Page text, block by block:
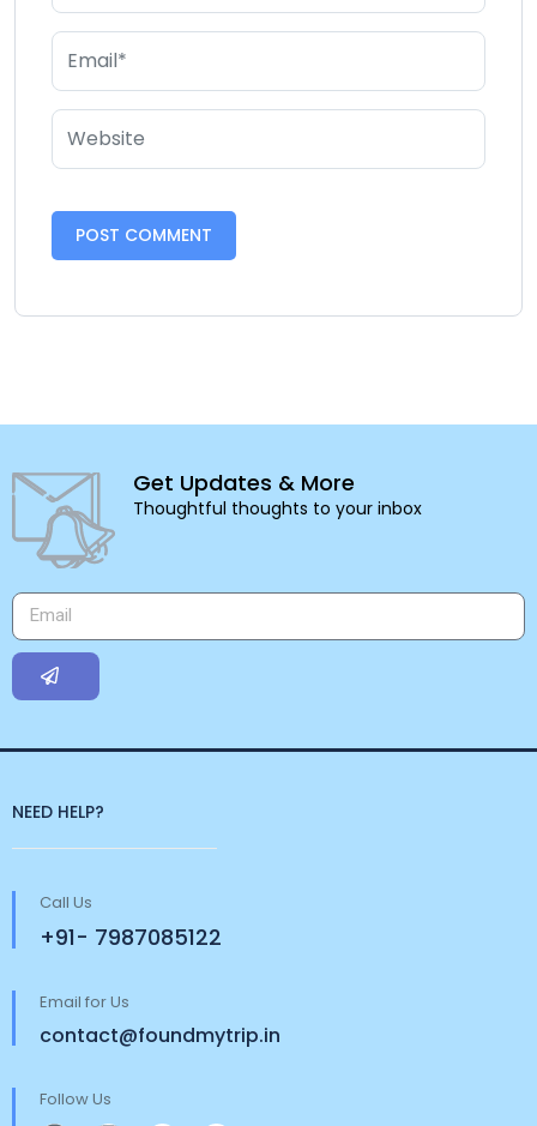
Get Updates & More
Thoughtful thoughts to your inbox
NEED HELP?
Call Us
+91- 7987085122
Email for Us
contact@foundmytrip.in
Follow Us